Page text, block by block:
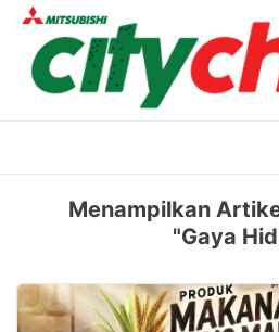
Skip
content
Menampilkan
"Gaya